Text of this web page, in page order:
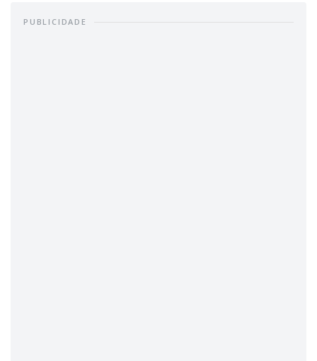
PUBLICIDADE